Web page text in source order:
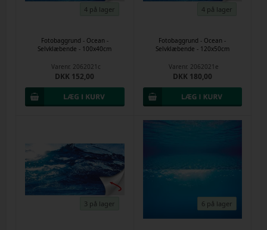
4 på lager
Fotobaggrund - Ocean -
Selvklæbende - 100x40cm
Varenr. 2062021c
DKK 152,00
4 på lager
Fotobaggrund - Ocean -
Selvklæbende - 120x50cm
Varenr. 2062021e
DKK 180,00
3 på lager 6 på lager